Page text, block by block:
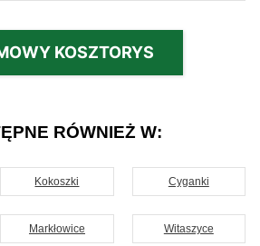
KOSZTORYS
RÓWNIEŻ W:
Kokoszki Cyganki
Markłowice Witaszyce